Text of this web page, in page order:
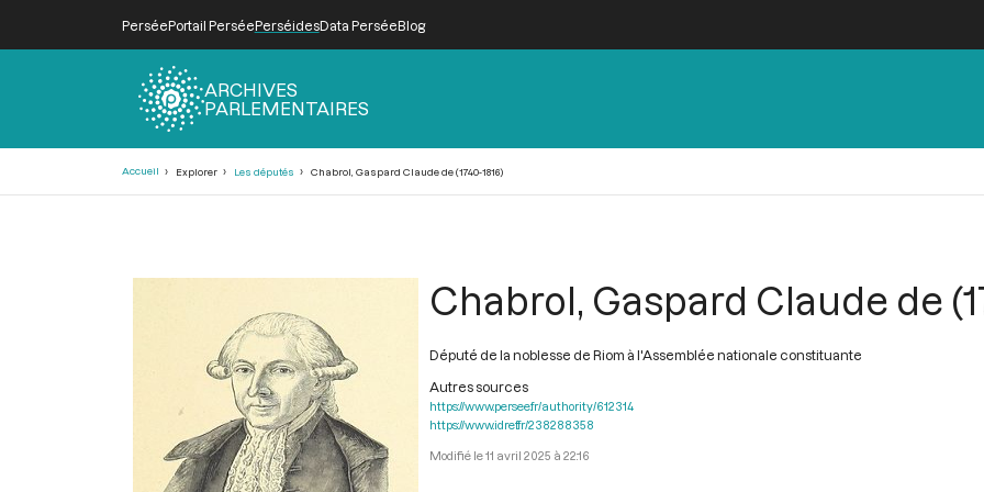
PerséePortail PerséePerséidesData PerséeBlog
ARCHIVES
PARLEMENTAIRES
Accueil Explorer Les députés Chabrol, Gaspard Claude de (1740-1816)
Chabrol, Gaspard Claude de
Député de la noblesse de Riom à l'Assemblée nationale constituante
Autres sources
https://www.persee.fr/authority/612314
https://www.idref.fr/238288358
11 avril 2025 à 22:16